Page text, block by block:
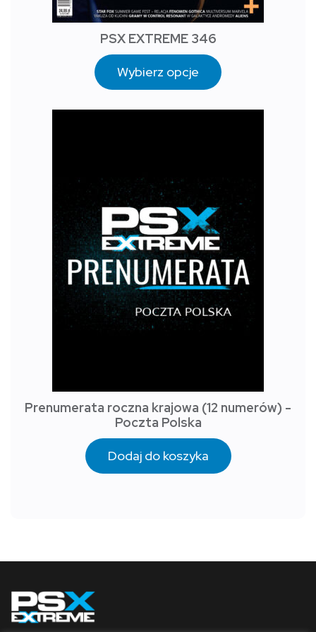
PSX EXTREME 346
Wybierz opcje
Prenumerata roczna krajowa (12 numerów) -
Poczta Polska
Dodaj do koszyka